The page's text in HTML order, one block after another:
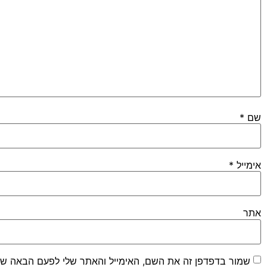
שם *
אימייל *
אתר
שמור בדפדפן זה את השם, האימייל והאתר שלי לפעם הבאה